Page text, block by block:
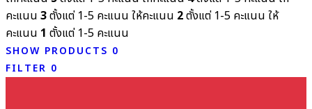
คะแนน 3ตั้งแต่ 1-5 คะแนน ให้คะแนน 2ตั้งแต่ 1-5 คะแนน ให้
คะแนน 1 ตั้งแต่ 1-5 คะแนน
SHOW PRODUCTS 0
FILTER 0